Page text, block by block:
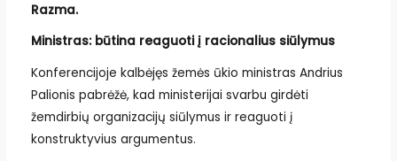
Razma.
Ministras: būtina reaguoti į racionalius siūlymus
Konferencijoje kalbėjęs žemės ūkio ministras Andrius
Palionis pabrėžė, kad ministerijai svarbu girdėti
žemdirbių organizacijų siūlymus ir reaguoti į
konstruktyvius argumentus.